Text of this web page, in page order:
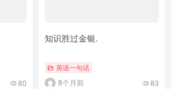
80
知识胜过金银.
英语一句话
8个月前 83